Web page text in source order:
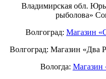
Владимирская обл.
рыболова»
Волгоград: Магазин
Волгоград: Магазин «Два
Вологда: Магазин